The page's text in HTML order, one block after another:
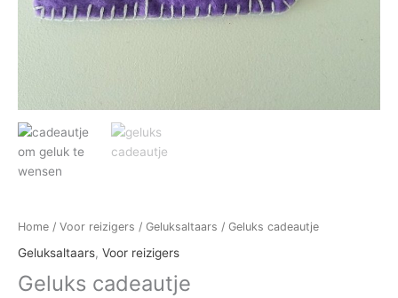
Home / Voor reizigers / Geluksaltaars / Geluks cadeautje
Geluksaltaars, Voor reizigers
Geluks cadeautje